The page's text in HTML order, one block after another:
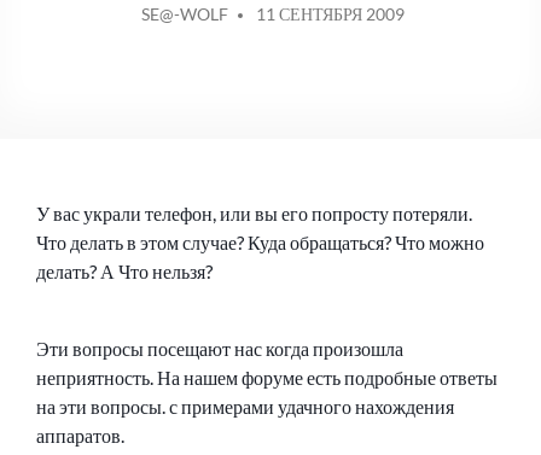
ОТ
SE@-WOLF 11 СЕНТЯБРЯ 2009
У вас украли телефон, или вы его попросту потеряли.
Что делать в этом случае? Куда обращаться? Что можно
делать? А Что нельзя?
Эти вопросы посещают нас когда произошла
неприятность. На нашем форуме есть подробные ответы
на эти вопросы. с примерами удачного нахождения
аппаратов.